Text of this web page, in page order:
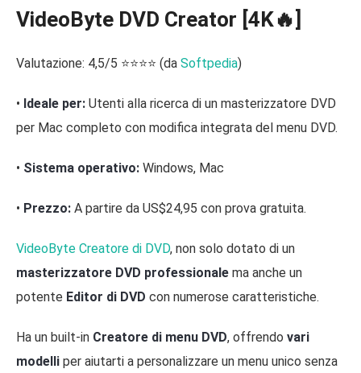
VideoByte DVD Creator [4K🔥]
Valutazione: 4,5/5 ⭐⭐⭐⭐ (da Softpedia)
• Ideale per: Utenti alla ricerca di un masterizzatore DVD
per Mac completo con modifica integrata del menu DVD.
• Sistema operativo: Windows, Mac
• Prezzo: A partire da US$24,95 con prova gratuita.
VideoByte Creatore di DVD, non solo dotato di un
masterizzatore DVD professionale ma anche un
potente Editor di DVD con numerose caratteristiche.
Ha un built-in Creatore di menu DVD, offrendo vari
modelli per aiutarti a personalizzare un menu unico senza